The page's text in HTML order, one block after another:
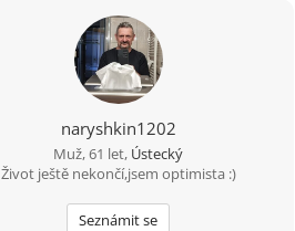
naryshkin1202
Muž, 61 let, Ústecký
Život ještě nekončí,jsem optimista :)
Seznámit se